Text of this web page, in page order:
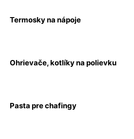
Termosky na nápoje
Ohrievače, kotlíky na polievku
Pasta pre chafingy